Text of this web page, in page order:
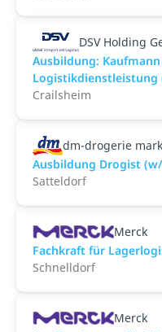
DSV Holding
Ausbildung:
Logistikdienstleistung
Crailsheim
dm-drogerie
Ausbildung Drogist
Satteldorf
Merck
Fachkraft für
Schnelldorf
Merck